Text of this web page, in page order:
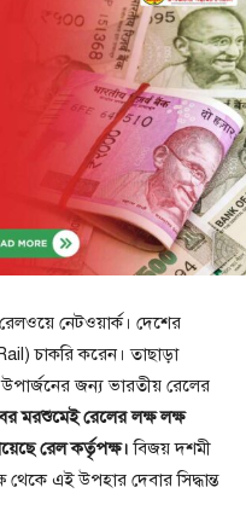
নেটওয়ার্ক। দেশের
চাকরি করেন। তাছাড়া
জন্য ভারতীয় রেলের
মরশুমেই রেলের লক্ষ লক্ষ
রেল কর্তৃপক্ষ। বিজয় দশমী
এই উপহার দেবার সিদ্ধান্ত